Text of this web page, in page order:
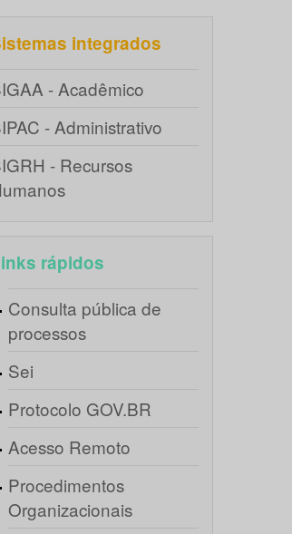
integrados
- Acadêmico
- Administrativo
- Recursos
rápidos
Consulta pública de
processos
Sei
Protocolo GOV.BR
Acesso Remoto
Procedimentos
Organizacionais